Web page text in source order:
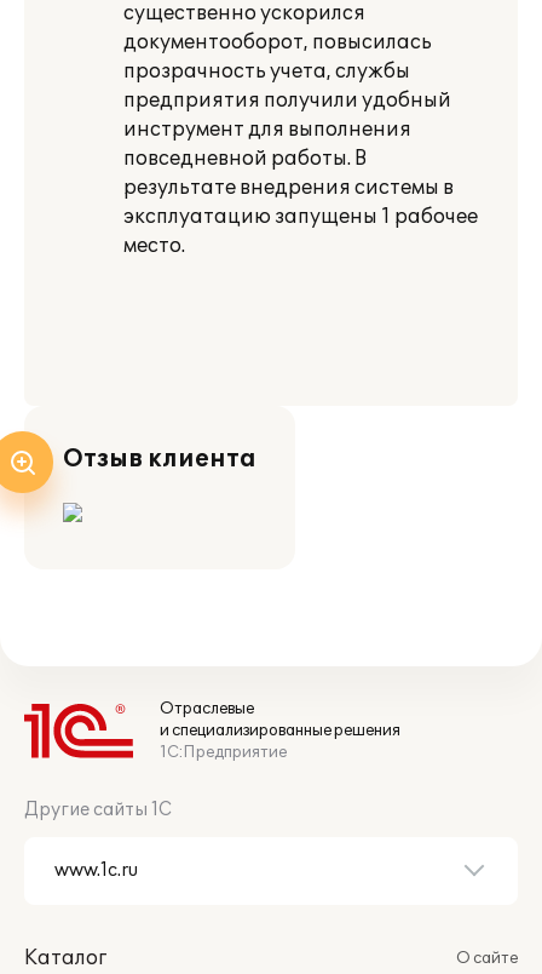
существенно ускорился
документооборот, повысилась
прозрачность учета, службы
предприятия получили удобный
инструмент для выполнения
повседневной работы. В
результате внедрения системы в
эксплуатацию запущены 1 рабочее
место.
Отзыв клиента
Отраслевые
и специализированные решения
1С:Предприятие
Другие сайты 1С
Каталог
О сайте